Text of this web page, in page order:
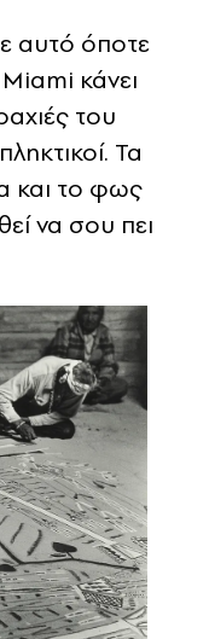
αυτό όποτε
κάνει
του
Τα
και το φως
να σου πει